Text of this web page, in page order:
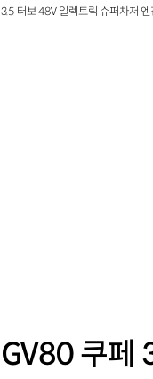
3.5 터보 48V 일렉트릭 슈퍼차저
GV80 쿠페